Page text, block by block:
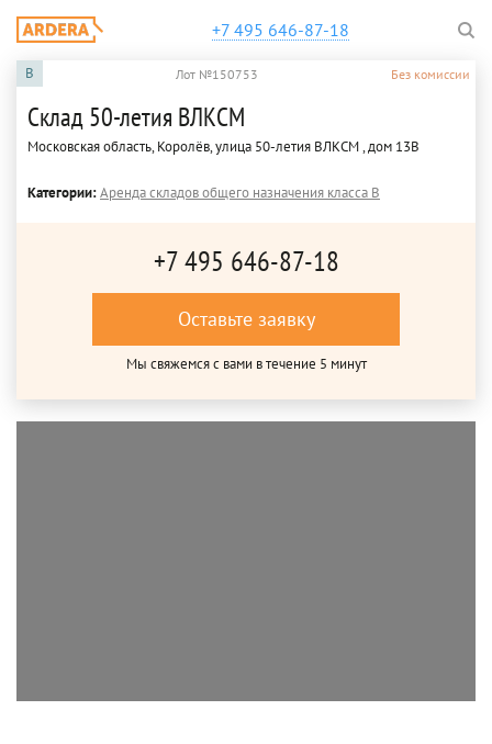
+7 495 646-87-18
B Лот №150753 Без комиссии
Склад 50-летия ВЛКСМ
Московская область, Королёв, улица 50-летия ВЛКСМ , дом 13В
Категории:Аренда складов общего назначения класса B
+7 495 646-87-18
Оставьте заявку
Мы свяжемся с вами в течение 5 минут